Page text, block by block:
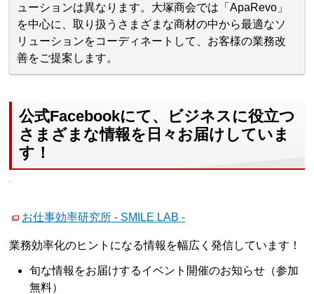
ューションは異なります。大塚商会では「ApaRevo」
を中心に、取り扱うさまざまな商材の中から最適なソ
リューションをコーディネートして、お客様の業務改
善をご提案します。
公式Facebookにて、ビジネスに役立つ
さまざまな情報を日々お届けしていま
す！
お仕事効率研究所 - SMILE LAB -
業務効率化のヒントになる情報を幅広く発信しています！
旬な情報をお届けするイベント開催のお知らせ（参加
無料）